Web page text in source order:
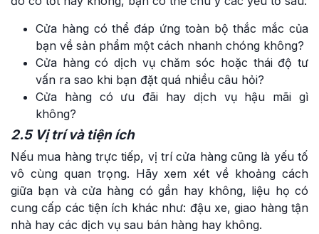
Cửa hàng có thể đáp ứng toàn bộ thắc mắc của
bạn về sản phẩm một cách nhanh chóng không?
Cửa hàng có dịch vụ chăm sóc hoặc thái độ tư
vấn ra sao khi bạn đặt quá nhiều câu hỏi?
Cửa hàng có ưu đãi hay dịch vụ hậu mãi gì
không?
2.5 Vị trí và tiện ích
Nếu mua hàng trực tiếp, vị trí cửa hàng cũng là yếu tố
vô cùng quan trọng. Hãy xem xét về khoảng cách
giữa bạn và cửa hàng có gần hay không, liệu họ có
cung cấp các tiện ích khác như: đậu xe, giao hàng tận
nhà hay các dịch vụ sau bán hàng hay không.